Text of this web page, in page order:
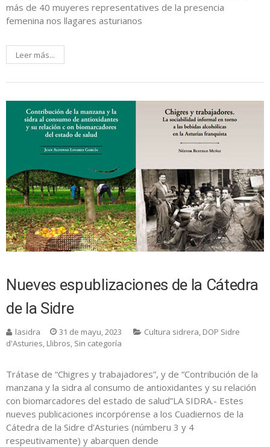
más de 40 muyeres representatives de la presencia
femenina nos llagares asturianos
Leer más...
Nueves espublizaciones de la Cátedra
de la Sidre
lasidra 31 de mayu, 2023 Cultura sidrera, DOP Sidre
d'Asturies, Llibros, Sin categoría
Trátase de “Chigres y trabajadores”, y de “Contribución de la
manzana y la sidra al consumo de antioxidantes y su relación
con biomarcadores del estado de salud”LA SIDRA.- Estes
nueves publicaciones incorpórense a los Cuadiernos de la
Cátedra de la Sidre d’Asturies (númberu 3 y 4
respeutivamente) y abarquen dende